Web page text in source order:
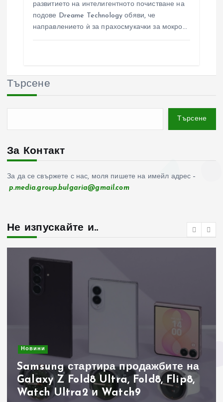
развитието на интелигентното почистване на
подове Dreame Technology обяви, че
направлението ѝ за прахосмукачки за мокро…
Търсене
Търсене
За Контакт
За да се свържете с нас, моля пишете на имейл адрес –
p.media.group.bulgaria@gmail.com
Не изпускайте и..
Новини
Samsung стартира продажбите на
Galaxy Z Fold8 Ultra, Fold8, Flip8,
Watch Ultra2 и Watch9